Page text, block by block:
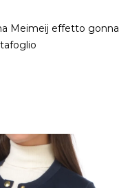
Meimeij effetto gonna